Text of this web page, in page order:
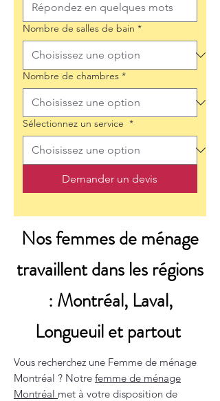
Nombre de salles de bain *
Nombre de chambres *
Sélectionnez un service *
Demander un devis
Nos femmes de ménage
travaillent dans les régions
: Montréal, Laval,
Longueuil et partout
Vous recherchez une Femme de ménage
Montréal ? Notre femme de ménage
Montréal met à votre disposition de